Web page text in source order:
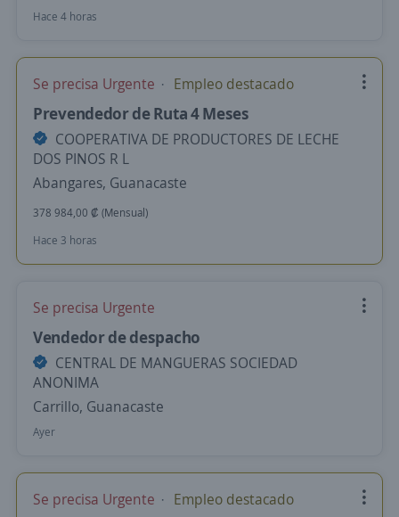
Hace 4 horas
Se precisa Urgente Empleo destacado
Prevendedor de Ruta 4 Meses
COOPERATIVA DE PRODUCTORES DE LECHE
DOS PINOS R L
Abangares, Guanacaste
378 984,00 ₡ (Mensual)
Hace 3 horas
Se precisa Urgente
Vendedor de despacho
CENTRAL DE MANGUERAS SOCIEDAD
ANONIMA
Carrillo, Guanacaste
Ayer
Se precisa Urgente Empleo destacado